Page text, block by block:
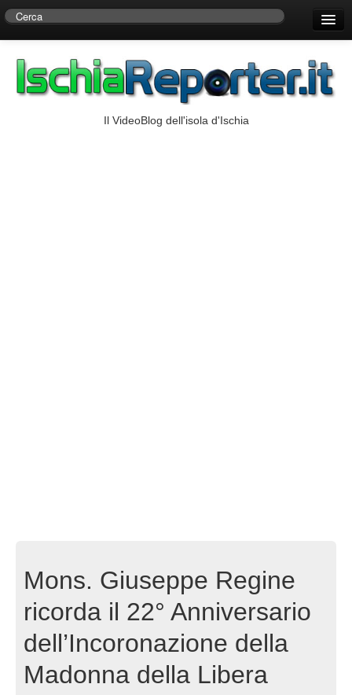
Centro di Ricerche Storiche D’Ambra
Il VideoBlog dell'isola d'Ischia
Mons. Giuseppe Regine
ricorda il 22° Anniversario
dell’Incoronazione della
Madonna della Libera